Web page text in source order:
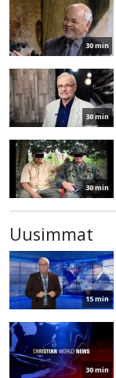
30 min
30 min
30 min
Uusimmat
15 min
30 min